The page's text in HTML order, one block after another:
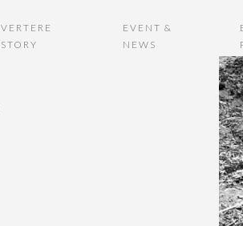
VERTERE
STORY
EVENT &
NEWS